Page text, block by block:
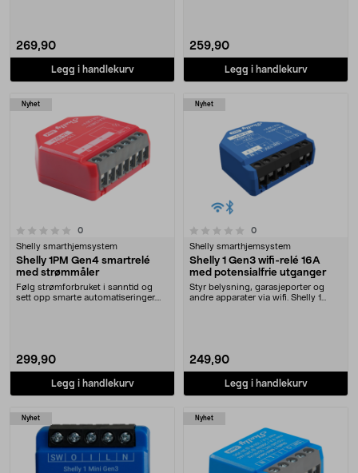
269,90
Legg i handlekurv
259,90
Legg i handlekurv
Nyhet
0anmeldelser
Shelly smarthjemsystem
Shelly 1PM Gen4 smartrelé
med strømmåler
Følg strømforbruket i sanntid og
sett opp smarte automatiseringer.
299,90
Legg i handlekurv
Nyhet
0.0 av 5 stjerner 0anmeldelser
Shelly smarthjemsystem
Shelly 1 Gen3 wifi-relé 16A
med potensialfrie utganger
Styr belysning, garasjeporter og
andre apparater via wifi. Shelly 1
249,90
Legg i handlekurv
Nyhet Nyhet